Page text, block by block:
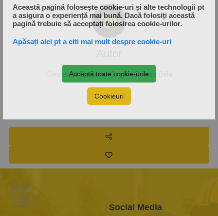
Gimnaziul Romulus Guga -Cousin Béla
Social Media
Această pagină folosește cookie-uri și alte technologii pt
a asigura o experiență mai bună. Dacă folosiți această
pagină trebuie să acceptați folosirea cookie-urilor.
Apăsați aici pt a citi mai mult despre cookie-uri
Acceptă toate cookie-urile
Cookieuri